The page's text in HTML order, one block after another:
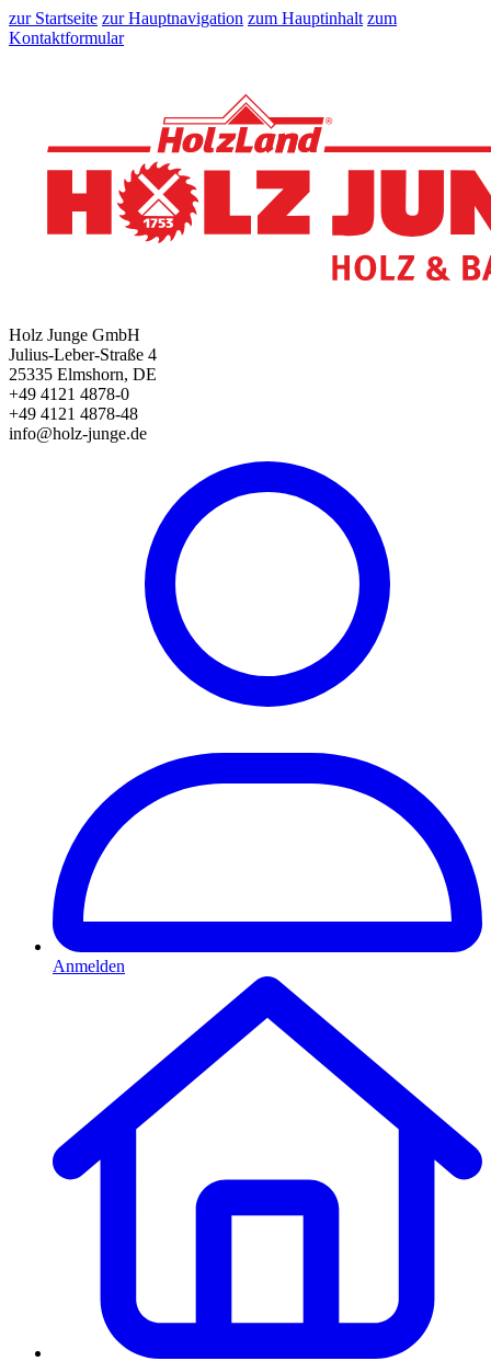
zur Startseite zur Hauptnavigation zum Hauptinhalt zum
Kontaktformular
Holz Junge GmbH
Julius-Leber-Straße 4
25335 Elmshorn, DE
+49 4121 4878-0
+49 4121 4878-48
info@holz-junge.de
Anmelden